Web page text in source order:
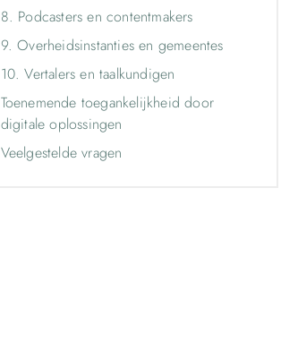
8. Podcasters en contentmakers
9. Overheidsinstanties en gemeentes
10. Vertalers en taalkundigen
Toenemende toegankelijkheid door
digitale oplossingen
Veelgestelde vragen